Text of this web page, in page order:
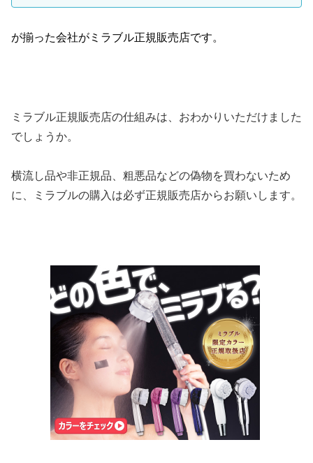
が揃った会社がミラブル正規販売店です。
ミラブル正規販売店の仕組みは、おわかりいただけました
でしょうか。
横流し品や非正規品、粗悪品などの偽物を買わないため
に、ミラブルの購入は必ず正規販売店からお願いします。